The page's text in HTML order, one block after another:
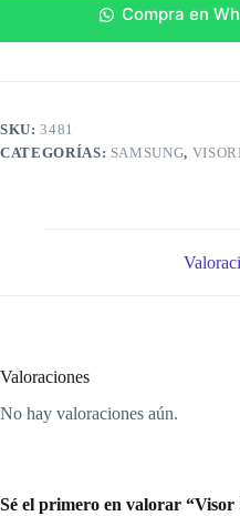
Compra en
SKU:3481
CATEGORÍAS: SAMSUNG,
Valoraciones
No hay valoraciones aún.
Sé el primero en valorar “Visor